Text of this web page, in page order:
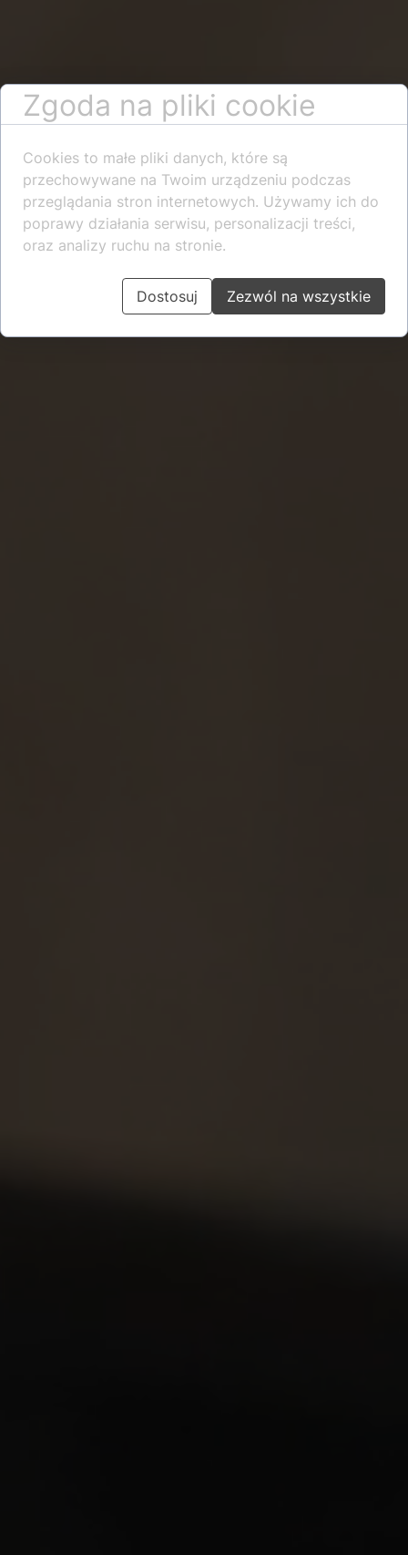
Zgoda na pliki cookie
Cookies to małe pliki danych, które są
przechowywane na Twoim urządzeniu podczas
przeglądania stron internetowych. Używamy ich do
poprawy działania serwisu, personalizacji treści,
oraz analizy ruchu na stronie.
Dostosuj Zezwól na wszystkie